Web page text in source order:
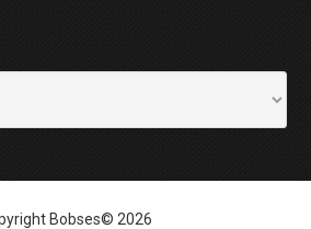
Bobses© 2026